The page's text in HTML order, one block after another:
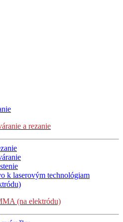
a rezanie
k laserovým technológiam
(na elektródu)